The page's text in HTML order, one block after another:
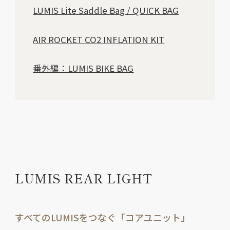
LUMIS Lite Saddle Bag / QUICK BAG
AIR ROCKET CO2 INFLATION KIT
番外編：LUMIS BIKE BAG
LUMIS REAR LIGHT
すべてのLUMISをつなぐ「コアユニット」